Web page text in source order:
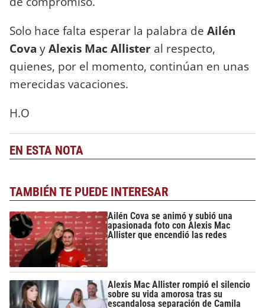
Solo hace falta esperar la palabra de Ailén
Cova yAlexis Mac Allister al respecto,
quienes, por el momento, continúan en unas
merecidas vacaciones.
H.O
EN ESTA NOTA
TAMBIÉN TE PUEDE INTERESAR
Ailén Cova se animó y subió una
apasionada foto con Alexis Mac
Allister que encendió las redes
Alexis Mac Allister rompió el silencio
sobre su vida amorosa tras su
escandalosa separación de Camila